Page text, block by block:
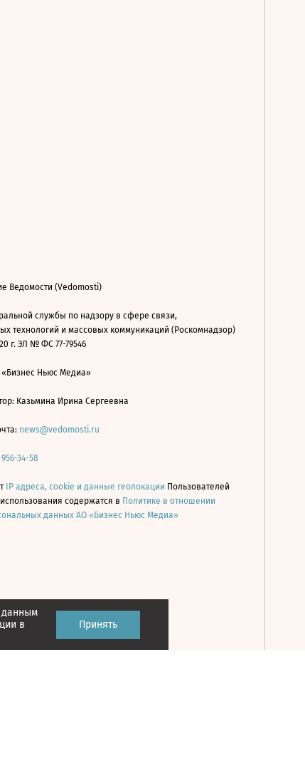
данным
в
Принять
Ведомости (Vedomosti)
службы по надзору в сфере связи,
технологий и массовых коммуникаций (Роскомнадзор)
г. ЭЛ № ФС 77-79546
«Бизнес Ньюс Медиа»
Казьмина Ирина Сергеевна
news@vedomosti.ru
956-34-58
IP адреса, cookie и данные геолокации Пользователей
содержатся в Политике в отношении
данных АО «Бизнес Ньюс Медиа»